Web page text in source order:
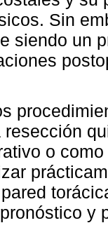
Sin
siendo un
o
y